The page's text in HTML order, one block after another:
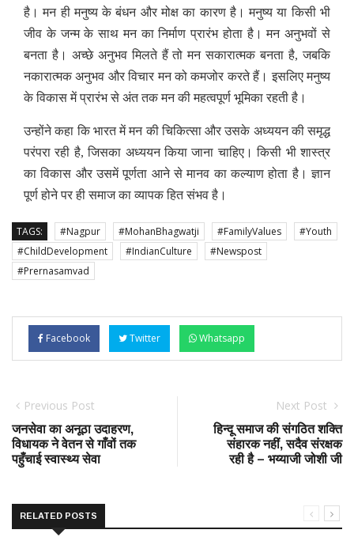
है। मन ही मनुष्य के बंधन और मोक्ष का कारण है। मनुष्य या किसी भी
जीव के जन्म के साथ मन का निर्माण प्रारंभ होता है। मन अनुभवों से
बनता है। अच्छे अनुभव मिलते हैं तो मन सकारात्मक बनता है, जबकि
नकारात्मक अनुभव और विचार मन को कमजोर करते हैं। इसलिए मनुष्य
के विकास में प्रारंभ से अंत तक मन की महत्वपूर्ण भूमिका रहती है।
उन्होंने कहा कि भारत में मन की चिकित्सा और उसके अध्ययन की समृद्ध
परंपरा रही है, जिसका अध्ययन किया जाना चाहिए। किसी भी शास्त्र
का विकास और उसमें पूर्णता आने से मानव का कल्याण होता है। ज्ञान
पूर्ण होने पर ही समाज का व्यापक हित संभव है।
TAGS: #Nagpur #MohanBhagwatji #FamilyValues
#Youth
#ChildDevelopment
#IndianCulture
#Newspost
#Prernasamvad
Facebook Twitter Whatsapp
Previous Post
जनसेवा का अनूठा उदाहरण,
विधायक ने वेतन से गाँवों तक
पहुँचाई स्वास्थ्य सेवा
Next Post
हिन्दू समाज की संगठित शक्ति
संहारक नहीं, सदैव संरक्षक
रही है – भय्याजी जोशी जी
RELATED POSTS